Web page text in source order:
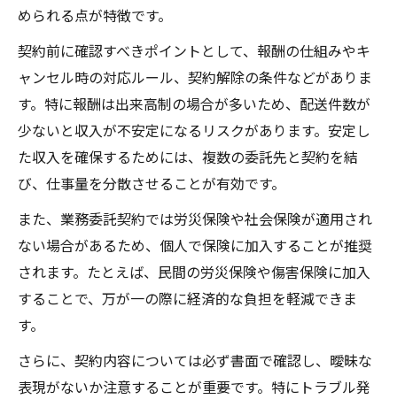
められる点が特徴です。
契約前に確認すべきポイントとして、報酬の仕組みやキ
ャンセル時の対応ルール、契約解除の条件などがありま
す。特に報酬は出来高制の場合が多いため、配送件数が
少ないと収入が不安定になるリスクがあります。安定し
た収入を確保するためには、複数の委託先と契約を結
び、仕事量を分散させることが有効です。
また、業務委託契約では労災保険や社会保険が適用され
ない場合があるため、個人で保険に加入することが推奨
されます。たとえば、民間の労災保険や傷害保険に加入
することで、万が一の際に経済的な負担を軽減できま
す。
さらに、契約内容については必ず書面で確認し、曖昧な
表現がないか注意することが重要です。特にトラブル発